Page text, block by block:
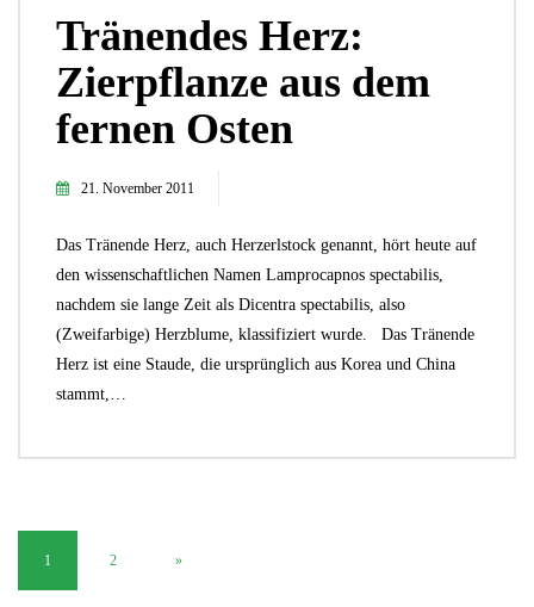
Tränendes Herz:
Zierpflanze aus dem
fernen Osten
21. November 2011
Das Tränende Herz, auch Herzerlstock genannt, hört heute auf
den wissenschaftlichen Namen Lamprocapnos spectabilis,
nachdem sie lange Zeit als Dicentra spectabilis, also
(Zweifarbige) Herzblume, klassifiziert wurde. Das Tränende
Herz ist eine Staude, die ursprünglich aus Korea und China
stammt,…
1 2 »